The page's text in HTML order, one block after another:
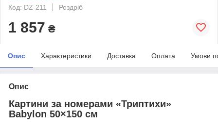
Код: DZ-211
Роздріб
1 857 ₴
Опис Характеристики Доставка Оплата Умови
Опис
Картини за номерами «Триптихи»
Babylon 50×150 см